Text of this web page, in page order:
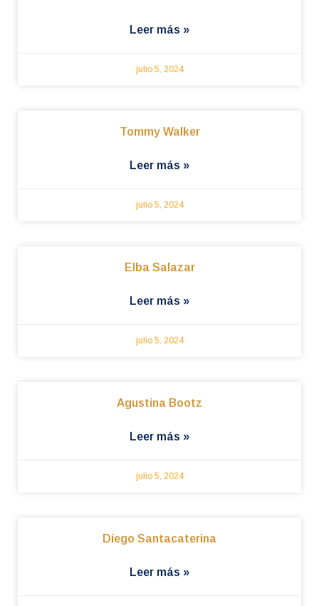
Leer más »
julio 5, 2024
Tommy Walker
Leer más »
julio 5, 2024
Elba Salazar
Leer más »
julio 5, 2024
Agustina Bootz
Leer más »
julio 5, 2024
Diego Santacaterina
Leer más »